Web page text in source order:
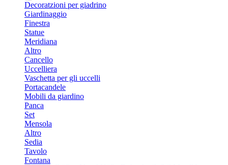
Decoratzioni per giadrino
Giardinaggio
Finestra
Statue
Meridiana
Altro
Cancello
Uccelliera
Vaschetta per gli uccelli
Portacandele
Mobili da giardino
Panca
Set
Mensola
Altro
Sedia
Tavolo
Fontana